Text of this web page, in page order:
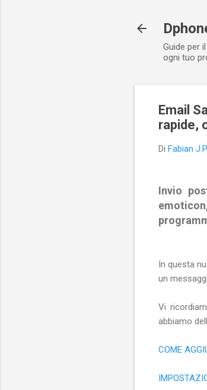
Guide per
ogni tuo
Email
rapide,
Di Fabian J.P.
Invio
In questa
un
Vi
abbiamo
COME